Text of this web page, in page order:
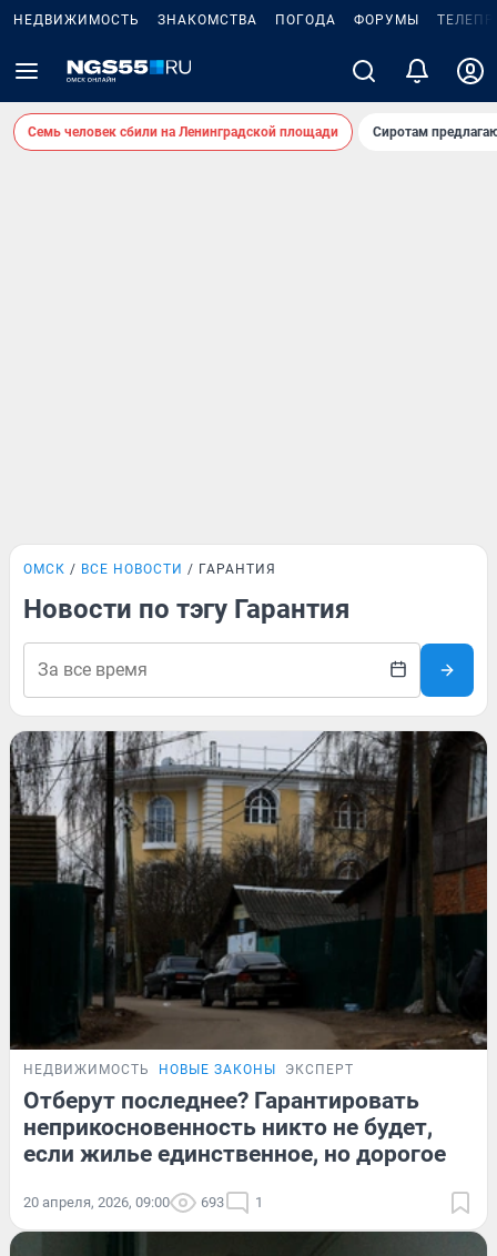
НЕДВИЖИМОСТЬ ЗНАКОМСТВА ПОГОДА ФОРУМЫ
Семь человек сбили на Ленинградской площади Сиротам
ОМСК ВСЕ НОВОСТИ ГАРАНТИЯ
Новости по тэгу Гарантия
НЕДВИЖИМОСТЬ НОВЫЕ ЗАКОНЫ ЭКСПЕРТ
Отберут последнее? Гарантировать
неприкосновенность никто не будет,
если жилье единственное, но дорогое
20 апреля, 2026, 09:00 693 1